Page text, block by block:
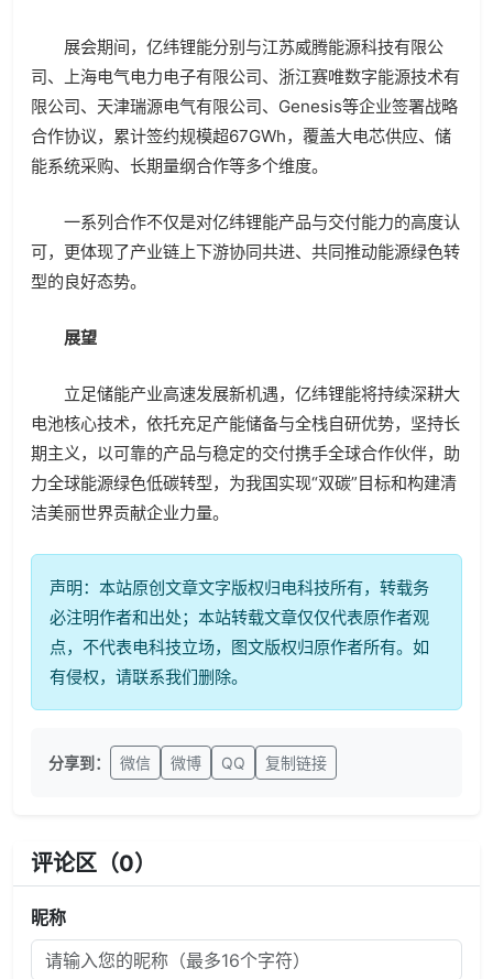
展会期间，亿纬锂能分别与江苏威腾能源科技有限公
司、上海电气电力电子有限公司、浙江赛唯数字能源技术有
限公司、天津瑞源电气有限公司、Genesis等企业签署战略
合作协议，累计签约规模超67GWh，覆盖大电芯供应、储
能系统采购、长期量纲合作等多个维度。
一系列合作不仅是对亿纬锂能产品与交付能力的高度认
可，更体现了产业链上下游协同共进、共同推动能源绿色转
型的良好态势。
展望
立足储能产业高速发展新机遇，亿纬锂能将持续深耕大
电池核心技术，依托充足产能储备与全栈自研优势，坚持长
期主义，以可靠的产品与稳定的交付携手全球合作伙伴，助
力全球能源绿色低碳转型，为我国实现“双碳”目标和构建清
洁美丽世界贡献企业力量。
声明：本站原创文章文字版权归电科技所有，转载务
必注明作者和出处；本站转载文章仅仅代表原作者观
点，不代表电科技立场，图文版权归原作者所有。如
有侵权，请联系我们删除。
分享到： 微信 微博 QQ 复制链接
评论区（0）
昵称